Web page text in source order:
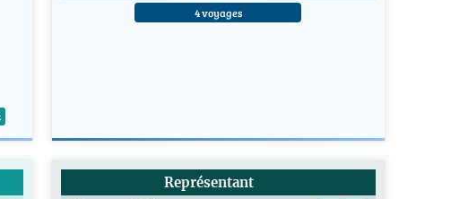
4 voyages
Représentant